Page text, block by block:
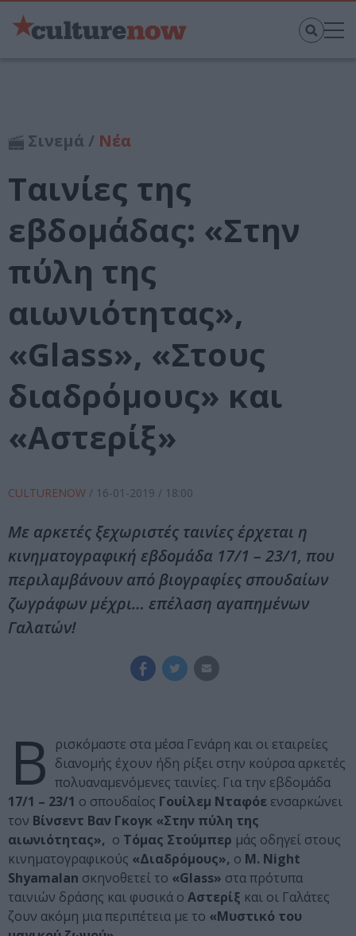
Σινεμά / Νέα
Ταινίες της
εβδομάδας: «Στην
πύλη της
αιωνιότητας»,
«Glass», «Στους
διαδρόμους» και
«Αστερίξ»
CULTURENOW / 16-01-2019 / 18:00
Με αρκετές ξεχωριστές ταινίες έρχεται η
κινηματογραφική εβδομάδα 17/1 – 23/1, που
περιλαμβάνουν από βιογραφίες σπουδαίων
ζωγράφων μέχρι… επέλαση αγαπημένων
Γαλατών!
Β
ρισκόμαστε στα μέσα Γενάρη και οι εταιρείες
διανομής έχουν ήδη ρίξει στην κούρσα αρκετές
πολυαναμενόμενες ταινίες. Για την εβδομάδα
17/1 – 23/1 ο σπουδαίος Γουίλεμ Νταφόε ενσαρκώνει
τον Βίνσεντ Βαν Γκογκ «Στην πύλη της
αιωνιότητας», ο Τόμας Στούμπερ μάς οδηγεί στους
κινηματογραφικούς «Διαδρόμους», ο M. Night
Shyamalan σκηνοθετεί το «Glass» στα πρότυπα
ταινιών δράσης και φυσικά ο Αστερίξ και οι Γαλάτες
ζουν ακόμη μια περιπέτεια με το «Μυστικό του